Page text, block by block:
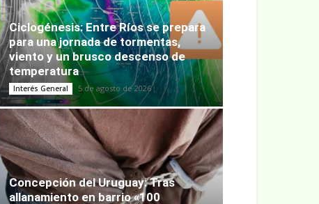
Ciclogénesis: Entre Ríos se prepara
para una jornada de tormentas,
viento y un brusco descenso de
temperatura
Interés General 5 de agosto de 2026
Concepción del Uruguay: Tras
allanamiento en barrio «100